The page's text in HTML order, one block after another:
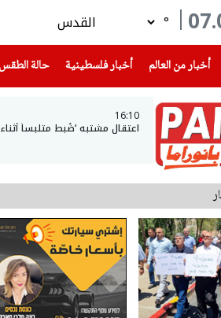
°
أخبار من العالم أخبار فلسطينية(current) حالة الطقس
16:10
اعتقال مشتبه ‘ضُبط متلبساً